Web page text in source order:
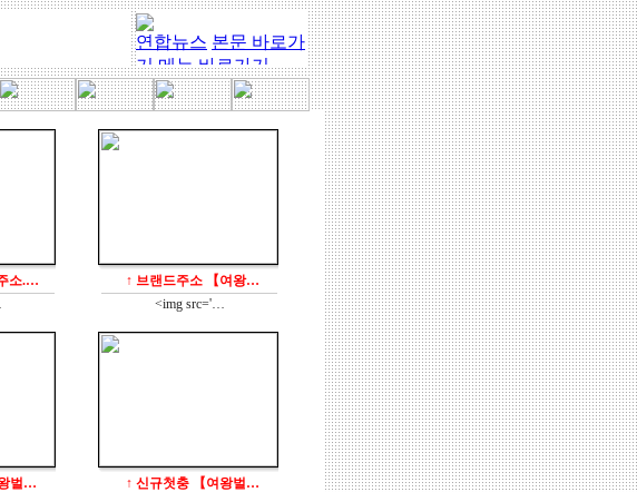
용품의 모든 것!신신이 해결해 드립니다. 궁금한 사항은 공지사항및 전화로 연락주시기 바랍니다. 행복한
소.…
↑ 브랜드주소 【여왕…
<img src='…
벌…
↑ 신규첫충 【여왕벌…